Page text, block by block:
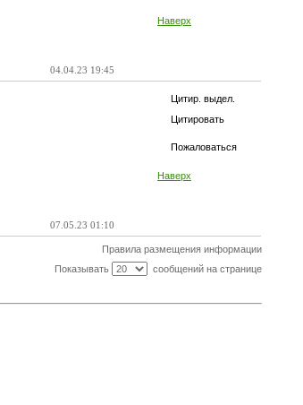
Наверх
04.04.23 19:45
Цитир. выдел.
Цитировать
Пожаловаться
Наверх
07.05.23 01:10
Правила размещения информации
Показывать
сообщений на странице